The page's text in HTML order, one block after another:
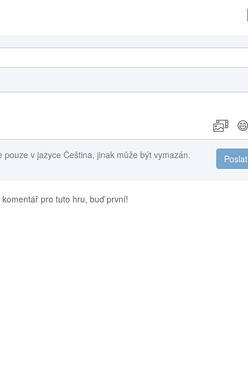
😄
Poslat
v jazyce Čeština, jinak může být vymazán.
pro tuto hru, buď první!